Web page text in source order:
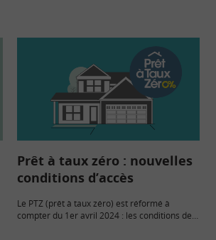
Prêt à taux zéro : nouvelles
conditions d’accès
Le PTZ (prêt à taux zéro) est réformé à
compter du 1er avril 2024 : les conditions de